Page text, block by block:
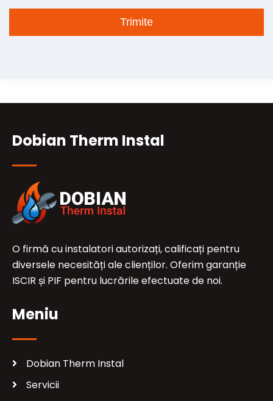
Dobian Therm Instal
O firmă cu instalatori autorizați, calificați pentru
diversele necesități ale clienților. Oferim garanție
ISCIR și PIF pentru lucrările efectuate de noi.
Meniu
Dobian Therm Instal
Servicii